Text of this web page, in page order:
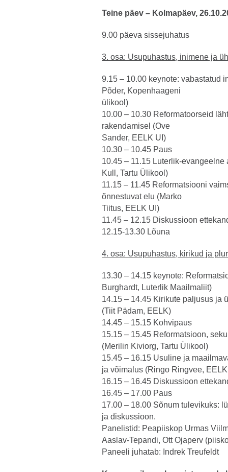
Teine päev – Kolmapäev,
9.00 päeva sissejuhatus
3. osa: Usupuhastus, inimene ja
9.15 – 10.00 keynote: vabastatud
Põder, Kopenhaageni
ülikool)
10.00 – 10.30 Reformatoorseid
rakendamisel (Ove
Sander, EELK UI)
10.30 – 10.45 Paus
10.45 – 11.15 Luterlik-
Kull, Tartu Ülikool)
11.15 – 11.45 Reformatsiooni
õnnestuvat elu (Marko
Tiitus, EELK UI)
11.45 – 12.15 Diskussioon
12.15-13.30 Lõuna
4. osa: Usupuhastus, kirikud ja
13.30 – 14.15 keynote:
Burghardt, Luterlik Maailmaliit)
14.15 – 14.45 Kirikute paljusus ja
(Tiit Pädam, EELK)
14.45 – 15.15 Kohvipaus
15.15 – 15.45 Reformatsioon,
(Merilin Kiviorg, Tartu Ülikool)
15.45 – 16.15 Usuline ja
ja võimalus (Ringo Ringvee,
16.15 – 16.45 Diskussioon
16.45 – 17.00 Paus
17.00 – 18.00 Sõnum tulevikuks:
ja diskussioon.
Panelistid: Peapiiskop Urmas
Aaslav-Tepandi, Ott Ojaperv
Paneeli juhatab: Indrek Treufeldt